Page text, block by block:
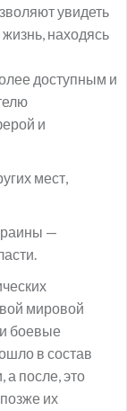
увидеть
находясь
доступным и
и
мест,
—
мировой
боевые
в состав
а после, это
их